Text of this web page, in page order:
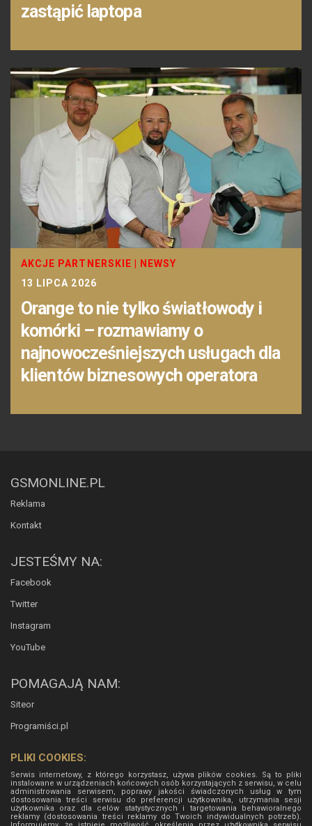
zastąpić laptopa
AKCJE PARTNERSKIE
NEWSY
13 LIPCA 2026
Orange to nie tylko światłowody i
komórki – rozmawiamy o
najnowocześniejszych usługach dla
klientów biznesowych operatora
GSMONLINE.PL
Reklama
Kontakt
JESTEŚMY NA:
Facebook
Twitter
Instagram
YouTube
POMAGAJĄ NAM:
Siteor
Programiści.pl
PLIKI COOKIES:
Serwis internetowy, z którego korzystasz, używa plików cookies. Są to pliki
instalowane w urządzeniach końcowych osób korzystających z serwisu, w celu
administrowania serwisem, poprawy jakości świadczonych usług w tym
dostosowania treści serwisu do preferencji użytkownika, utrzymania sesji
użytkownika oraz dla celów statystycznych i targetowania behawioralnego
reklamy (dostosowania treści reklamy do Twoich indywidualnych potrzeb).